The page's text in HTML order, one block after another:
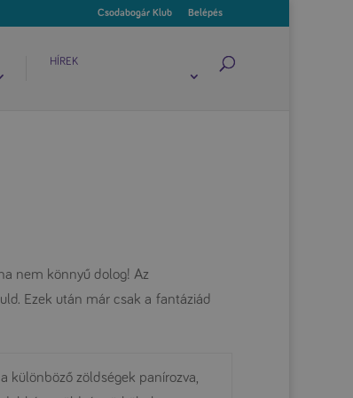
Csodabogár Klub Belépés
HÍREK
nem könnyű dolog! Az
Ezek után már csak a fantáziád
különböző zöldségek panírozva,